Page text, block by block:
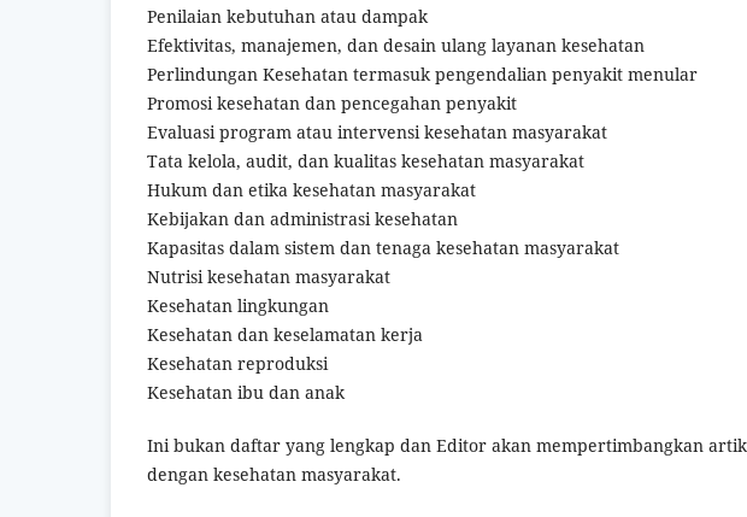
Penilaian kebutuhan atau dampak
Efektivitas, manajemen, dan desain ulang layanan kesehatan
Perlindungan Kesehatan termasuk pengendalian penyakit menular
Promosi kesehatan dan pencegahan penyakit
Evaluasi program atau intervensi kesehatan masyarakat
Tata kelola, audit, dan kualitas kesehatan masyarakat
Hukum dan etika kesehatan masyarakat
Kebijakan dan administrasi kesehatan
Kapasitas dalam sistem dan tenaga kesehatan masyarakat
Nutrisi kesehatan masyarakat
Kesehatan lingkungan
Kesehatan dan keselamatan kerja
Kesehatan reproduksi
Kesehatan ibu dan anak
Ini bukan daftar yang lengkap dan Editor akan mempertimbangkan
dengan kesehatan masyarakat.